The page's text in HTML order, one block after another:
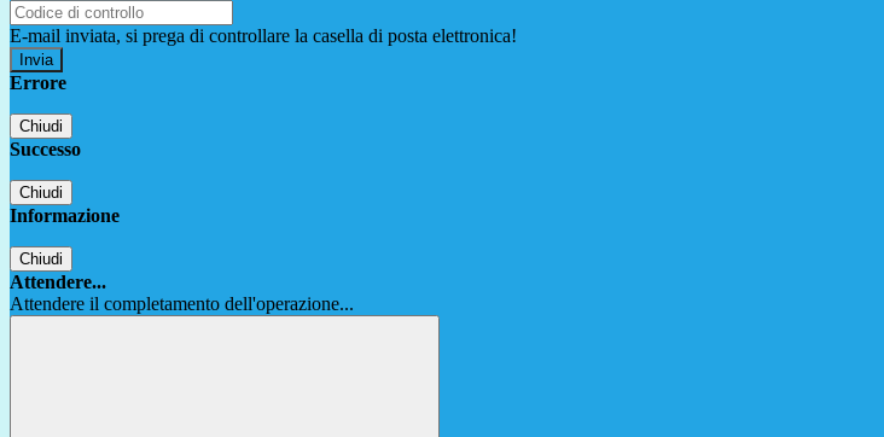
E-mail inviata, si prega di controllare la casella di posta elettronica!
Errore
Chiudi
Successo
Chiudi
Informazione
Chiudi
Attendere...
Attendere il completamento dell'operazione...